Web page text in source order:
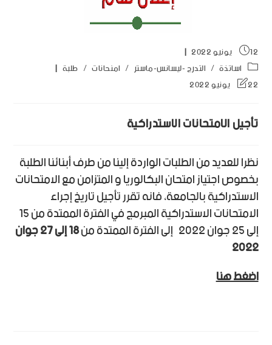
12 يونيو 2022
اساتذة / التدرج -ليسانس-ماستر / امنحانات / طلبة
22 يونيو 2022
تأجيل الامتحانات الاستدراكية
نظرا للعديد من الطلبات الواردة إلينا من طرف أبنائنا الطلبة
بخصوص اجتياز امتحان البكالوريا و المتزامن مع الامتحانات
الاستدراكية بالجامعة، فانه تقرر تأجيل تاريخ إجراء
الامتحانات الاستدراكية المبرمج في الفترة الممتدة من 15
إلى 25 جوان 2022 إلى الفترة الممتدة من 18 إلى 27 جوان
2022
اضغط هنا